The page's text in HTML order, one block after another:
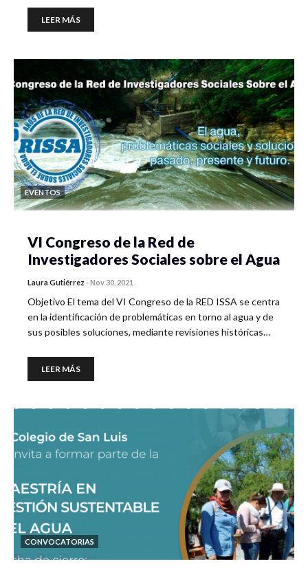
LEER MÁS
EVENTOS
VI Congreso de la Red de
Investigadores Sociales sobre el Agua
Laura Gutiérrez -Nov 30, 2021
Objetivo El tema del VI Congreso de la RED ISSA se centra
en la identificación de problemáticas en torno al agua y de
sus posibles soluciones, mediante revisiones históricas…
LEER MÁS
CONVOCATORIAS